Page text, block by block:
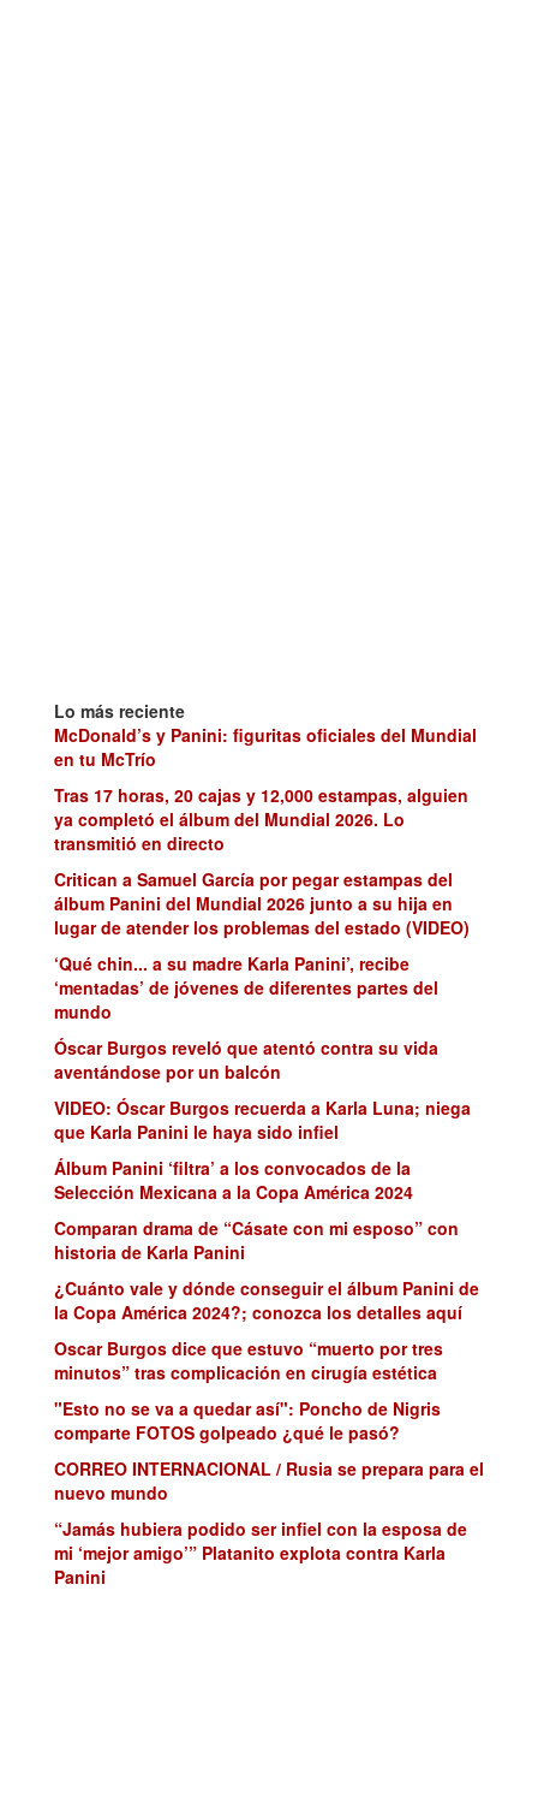
Lo más reciente
McDonald’s y Panini: figuritas oficiales del Mundial
en tu McTrío
Tras 17 horas, 20 cajas y 12,000 estampas, alguien
ya completó el álbum del Mundial 2026. Lo
transmitió en directo
Critican a Samuel García por pegar estampas del
álbum Panini del Mundial 2026 junto a su hija en
lugar de atender los problemas del estado (VIDEO)
‘Qué chin... a su madre Karla Panini’, recibe
‘mentadas’ de jóvenes de diferentes partes del
mundo
Óscar Burgos reveló que atentó contra su vida
aventándose por un balcón
VIDEO: Óscar Burgos recuerda a Karla Luna; niega
que Karla Panini le haya sido infiel
Álbum Panini ‘filtra’ a los convocados de la
Selección Mexicana a la Copa América 2024
Comparan drama de “Cásate con mi esposo” con
historia de Karla Panini
¿Cuánto vale y dónde conseguir el álbum Panini de
la Copa América 2024?; conozca los detalles aquí
Oscar Burgos dice que estuvo “muerto por tres
minutos” tras complicación en cirugía estética
"Esto no se va a quedar así": Poncho de Nigris
comparte FOTOS golpeado ¿qué le pasó?
CORREO INTERNACIONAL / Rusia se prepara para el
nuevo mundo
“Jamás hubiera podido ser infiel con la esposa de
mi ‘mejor amigo’” Platanito explota contra Karla
Panini